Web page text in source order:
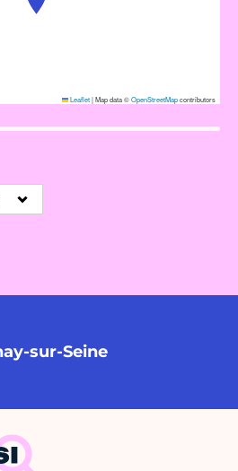
Leaflet|Map data ©OpenStreetMapcontributors
sur-Seine